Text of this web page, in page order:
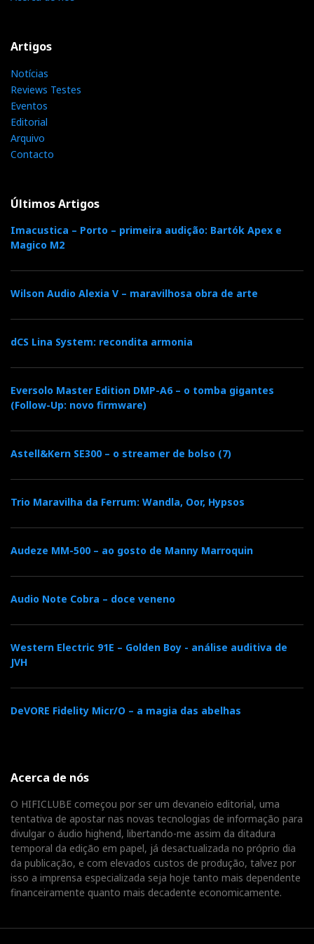
desembalá-las exige um tecto alto e, pelo menos, duas
pessoas: sempre são 41 quilos cada! A grande
vantagem das 2905 em relação às irmãs 989 é a
parte de trás, lhes confere agora a estabilidade
necessária para eliminar as vibrações que afligiam os
modelos anteriores. Nomeadamente as 63, o que levou
nasceram as “ELS 63 US Monitor”, baseadas nas Pro
oficiais, utilizadas nos estúdios da Philips, e as
oficiosas “Crosby”, montadas numa moldura, tipo
baffle, que limitava os cancelamentos de fase nas
como os “subwoofers” Gradient, que, por serem
dipolos, casavam bem com elas.
Além da rigidez estrutural, é também vital para a boa
reprodução de graves a adição de massa. Do kit de
montagem fazem parte duas pesadas placas de metal
peso e fazendo baixar o centro de gravidade. Colocá-
Artigos
Notícias
Reviews Testes
Eventos
Editorial
Arquivo
Contacto
Últimos Artigos
Imacustica – Porto – primeira audição: Bartók Apex e
Magico M2
Wilson Audio Alexia V – maravilhosa obra de arte
dCS Lina System: recondita armonia
Eversolo Master Edition DMP-A6 – o tomba gigantes
(Follow-Up: novo firmware)
Astell&Kern SE300 – o streamer de bolso (7)
Trio Maravilha da Ferrum: Wandla, Oor, Hypsos
Audeze MM-500 – ao gosto de Manny Marroquin
Audio Note Cobra – doce veneno
Western Electric 91E – Golden Boy - análise auditiva de
JVH
DeVORE Fidelity Micr/O – a magia das abelhas
Acerca de nós
O HIFICLUBE começou por ser um devaneio editorial, uma
tentativa de apostar nas novas tecnologias de informação para
divulgar o áudio highend, libertando-me assim da ditadura
temporal da edição em papel, já desactualizada no próprio dia
da publicação, e com elevados custos de produção, talvez por
isso a imprensa especializada seja hoje tanto mais dependente
financeiramente quanto mais decadente economicamente.